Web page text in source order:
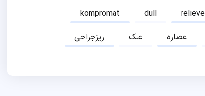
kompromat
dull relieve
ریزجراحی
علک عصاره